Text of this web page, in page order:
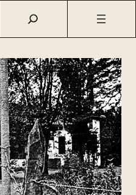
Imágenes
Casa Museo